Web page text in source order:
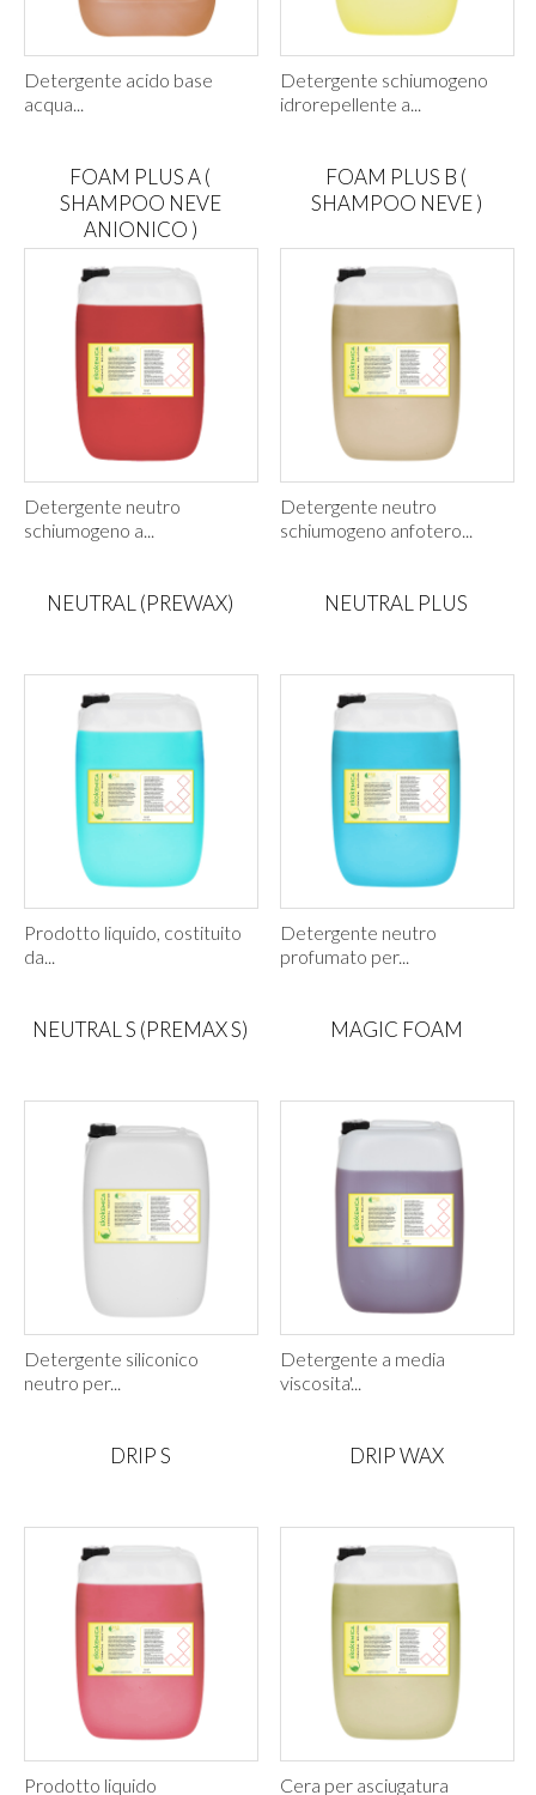
Detergente acido base
acqua...
Detergente schiumogeno
idrorepellente a...
FOAM PLUS A (
SHAMPOO NEVE
ANIONICO )
Detergente neutro
schiumogeno a...
FOAM PLUS B (
SHAMPOO NEVE )
Detergente neutro
schiumogeno anfotero...
NEUTRAL (PREWAX)
Prodotto liquido, costituito
da...
NEUTRAL PLUS
Detergente neutro
profumato per...
NEUTRAL S (PREMAX S)
Detergente siliconico
neutro per...
MAGIC FOAM
Detergente a media
viscosita'...
DRIP S
Prodotto liquido
DRIP WAX
Cera per asciugatura